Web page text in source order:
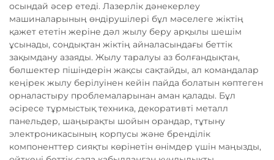
осындай әсер етеді. Лазерлік дәнекерлеу
машиналарының өндірушілері бұл мәселеге жіктің
қажет ететін жеріне дәл жылу беру арқылы шешім
ұсынады, сондықтан жіктің айналасындағы беттік
зақымдану азаяды. Жылу таралуы аз болғандықтан,
бөлшектер пішіндерін жақсы сақтайды, ал командалар
кеңірек жылу берілуінен кейін пайда болатын көптеген
орналастыру проблемаларынан аман қалады. Бұл
әсіресе тұрмыстық техника, декоративті металл
панельдер, шаңырақты шойын орандар, тұтыну
электроникасының корпусы және бренділік
компоненттер сияқты көрінетін өнімдер үшін маңызды,